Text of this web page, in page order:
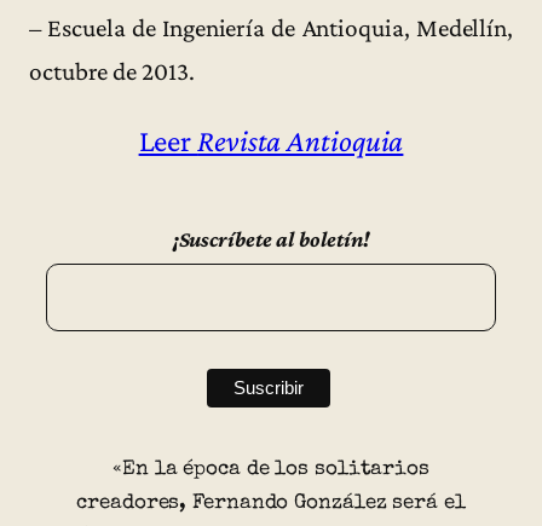
– Escuela de Ingeniería de Antioquia, Medellín,
octubre de 2013.
Leer Revista Antioquia
¡Suscríbete al boletín!
«En la época de los solitarios
creadores, Fernando González será el